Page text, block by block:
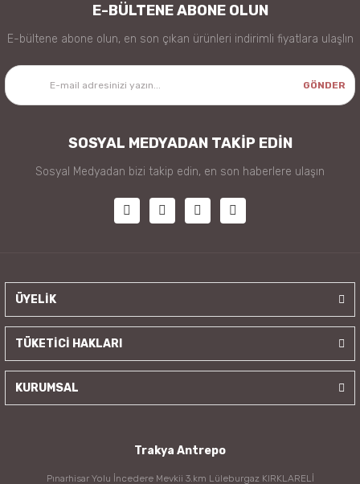
E-BÜLTENE ABONE OLUN
E-bültene abone olun, en son çıkan ürünleri indirimli fiyatlara ulaşlın
GÖNDER
SOSYAL MEDYADAN TAKİP EDİN
Sosyal Medyadan bizi takip edin, en son haberlere ulaşın
ÜYELİK
TÜKETİCİ HAKLARI
KURUMSAL
Trakya Antrepo
Pınarhisar Yolu İncedere Mevkii 3.km Lüleburgaz KIRKLARELİ